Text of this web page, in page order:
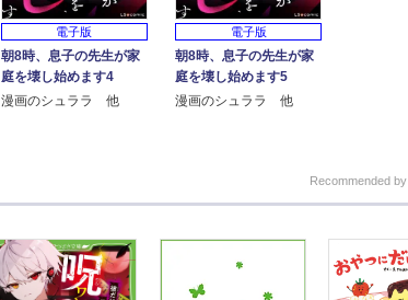
電子版
朝8時、息子の先生が家
庭を壊し始めます4
漫画のシュララ 他
電子版
朝8時、息子の先生が家
庭を壊し始めます5
漫画のシュララ 他
Recommended by